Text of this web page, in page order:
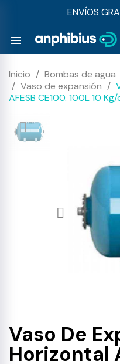
ENVÍOS
menu
Inicio Bombas de agua
Vaso de expansión
AFESB CE100. 100L 10
Vaso De
Horizontal